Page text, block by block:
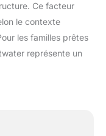
Ce facteur
le contexte
les familles prêtes
représente un